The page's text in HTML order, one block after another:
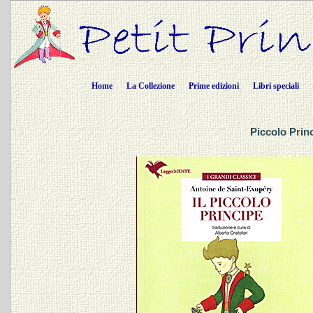
Home La Collezione Prime edizioni Libri speciali
Piccolo